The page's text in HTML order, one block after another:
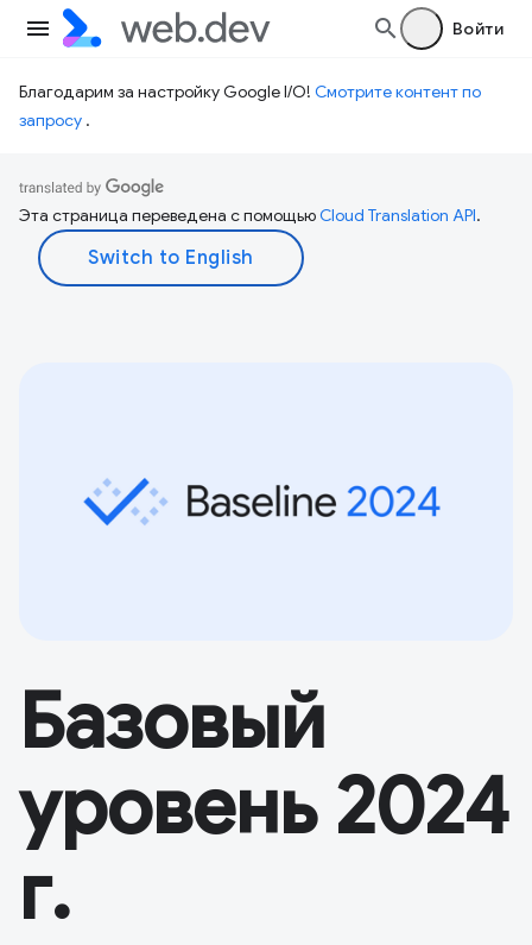
Войти
Благодарим за настройку Google I/O! Смотрите контент по
запросу .
Эта страница переведена с помощьюCloud Translation API.
Базовый
уровень 2024
г.